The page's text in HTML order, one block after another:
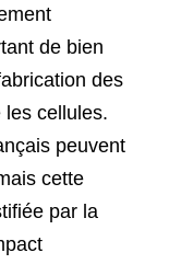
de bien
des
les cellules.
peuvent
cette
par la